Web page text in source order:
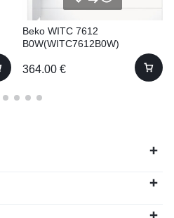
Beko WITC 7612
B0W(WITC7612B0W)
364.00 €